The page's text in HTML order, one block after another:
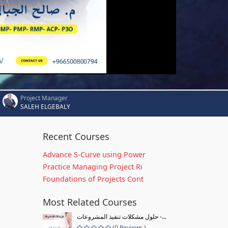
Project Manager
SALEH ELGEBALY
Recent Courses
Advance S-Curve using Power
Practice Managing Project Ri
Foundations of Projects Cont
Most Related Courses
حلول مشكلات تنفيذ المشروعات -...